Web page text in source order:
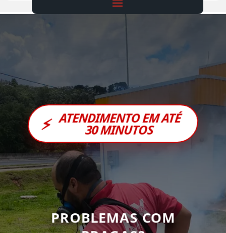
⚡ ATENDIMENTO EM ATÉ
30 MINUTOS
PROBLEMAS COM